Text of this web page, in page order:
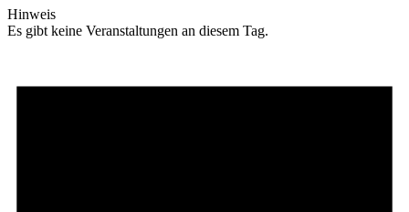
Hinweis
Es gibt keine Veranstaltungen an diesem Tag.